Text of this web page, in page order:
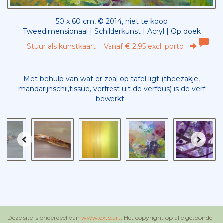
50 x 60 cm, © 2014, niet te koop
Tweedimensionaal | Schilderkunst | Acryl | Op doek
Stuur als kunstkaart Vanaf € 2,95 excl. porto
Met behulp van wat er zoal op tafel ligt (theezakje,
mandarijnschil,tissue, verfrest uit de verfbus) is de verf
bewerkt.
Deze site is onderdeel van www.exto.art . Het copyright op alle getoonde